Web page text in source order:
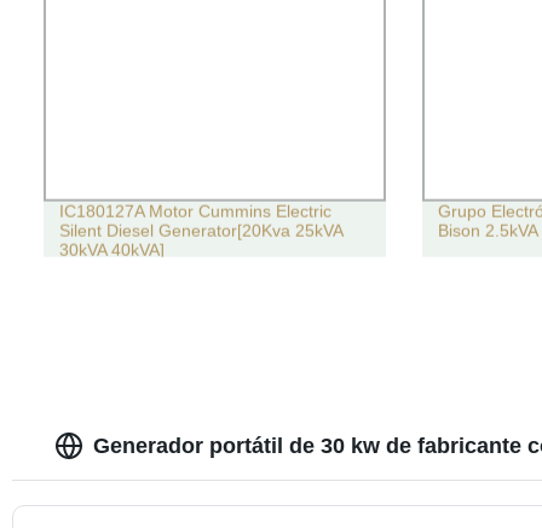
IC180127A Motor Cummins Electric
Silent Diesel Generator[20Kva 25kVA
30kVA 40kVA]
Grupo
Bison
Generador portátil de 30 kw de fabricante